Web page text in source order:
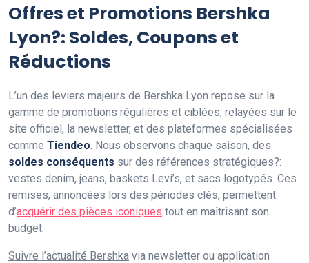
Offres et Promotions Bershka
Lyon?: Soldes, Coupons et
Réductions
L’un des leviers majeurs de Bershka Lyon repose sur la
gamme de promotions régulières et ciblées, relayées sur le
site officiel, la newsletter, et des plateformes spécialisées
comme Tiendeo . Nous observons chaque saison, des
soldes conséquents sur des références stratégiques?:
vestes denim, jeans, baskets Levi’s, et sacs logotypés. Ces
remises, annoncées lors des périodes clés, permettent
d’acquérir des pièces iconiques tout en maîtrisant son
budget.
Suivre l’actualité Bershka via newsletter ou application